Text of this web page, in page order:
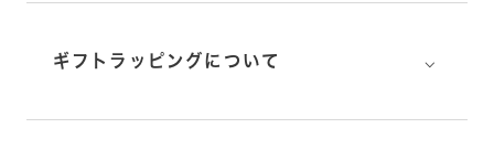
ギフトラッピングについて ⌵